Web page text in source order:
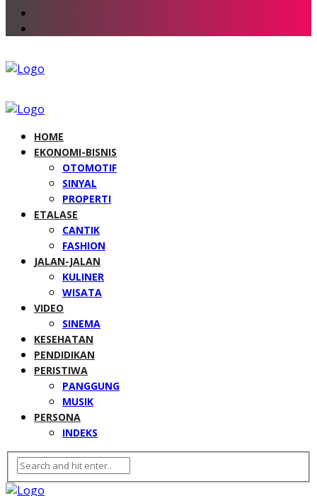
HOME
EKONOMI-BISNIS
OTOMOTIF
SINYAL
PROPERTI
ETALASE
CANTIK
FASHION
JALAN-JALAN
KULINER
WISATA
VIDEO
SINEMA
KESEHATAN
PENDIDIKAN
PERISTIWA
PANGGUNG
MUSIK
PERSONA
INDEKS